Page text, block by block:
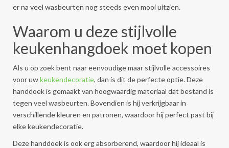
er na veel wasbeurten nog steeds even mooi uitzien.
Waarom u deze stijlvolle
keukenhangdoek moet kopen
Als u op zoek bent naar eenvoudige maar stijlvolle accessoires
voor uwkeukendecoratie, dan is dit de perfecte optie. Deze
handdoek is gemaakt van hoogwaardig materiaal dat bestand is
tegen veel wasbeurten. Bovendien is hij verkrijgbaar in
verschillende kleuren en patronen, waardoor hij perfect past bij
elke keukendecoratie.
Deze handdoek is ook erg absorberend, waardoor hij ideaal is